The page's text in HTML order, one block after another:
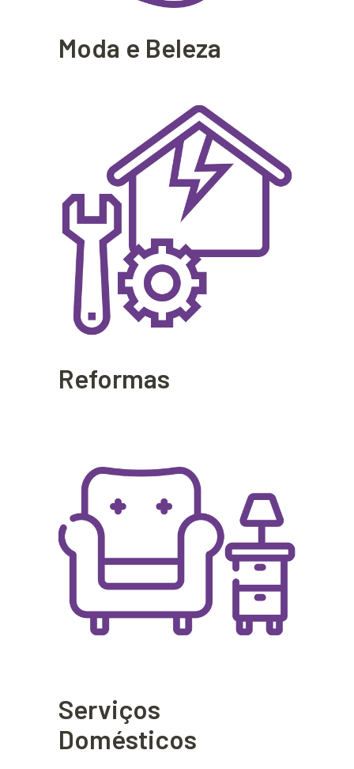
Moda e Beleza
Reformas
Serviços
Domésticos